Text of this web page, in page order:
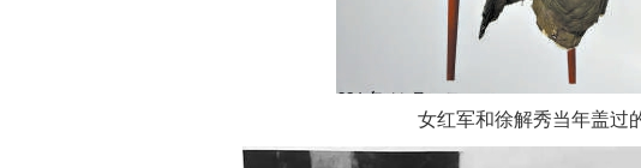
女红军和徐解秀当年盖过